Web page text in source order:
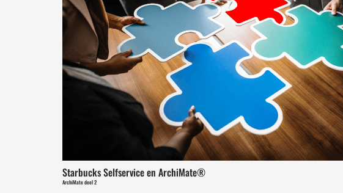
Starbucks Selfservice en ArchiMate®
ArchiMate deel 2